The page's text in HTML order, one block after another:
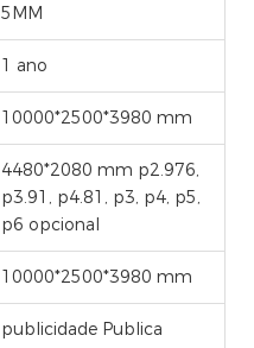
5MM
1 ano
10000*2500*3980 mm
4480*2080 mm p2.976,
p3.91, p4.81, p3, p4, p5,
p6 opcional
10000*2500*3980 mm
publicidade Publica